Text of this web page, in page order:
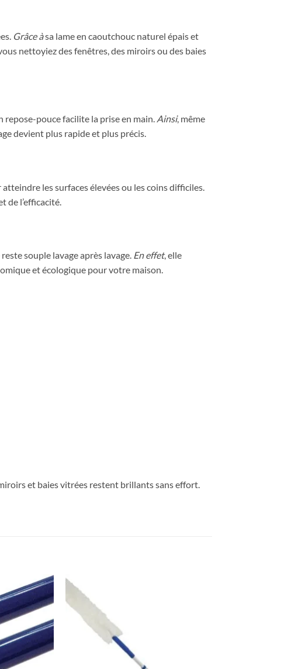
Grâce àsa lame en caoutchouc naturel épais et
nettoyiez des fenêtres, des miroirs ou des baies
repose-pouce facilite la prise en main. Ainsi, même
devient plus rapide et plus précis.
les surfaces élevées ou les coins difficiles.
de l’efficacité.
reste souple lavage après lavage. En effet, elle
et écologique pour votre maison.
et baies vitrées restent brillants sans effort.
Ajouter
à la liste
souhaits